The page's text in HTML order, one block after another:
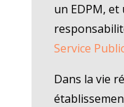
un EDPM, et
Service
Dans la vie